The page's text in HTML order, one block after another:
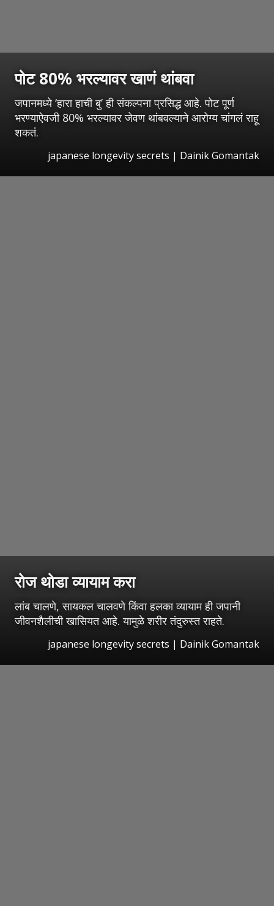
पोट 80% भरल्यावर खाणं थांबवा
जपानमध्ये ‘हारा हाची बु’ ही संकल्पना प्रसिद्ध आहे. पोट पूर्ण
भरण्याऐवजी 80% भरल्यावर जेवण थांबवल्याने आरोग्य चांगलं राहू
शकतं.
japanese longevity secrets | Dainik Gomantak
रोज थोडा व्यायाम करा
लांब चालणे, सायकल चालवणे किंवा हलका व्यायाम ही जपानी
जीवनशैलीची खासियत आहे. यामुळे शरीर तंदुरुस्त राहते.
japanese longevity secrets | Dainik Gomantak